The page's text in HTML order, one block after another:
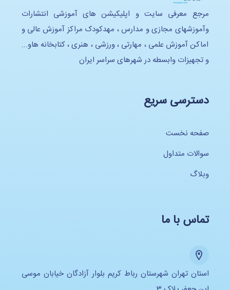
مرجع معرفی سایت و اپلیکیشن های آموزشی انتشارات
وآموزشهای مجازی و مدارس ، مهدکودک مراکز آموزش عالی و
اماکن آموزش علمی ، مهارتی ، ورزشی ، هنری ، کتابخانه هاو...
و تجهیزات وابسطه در شهرهای سراسر ایران
دسترسی سریع
صفحه نخست
سوالات متداول
وبلاگ
تماس با ما
استان تهران شهرستان رباط کریم بلوار آزادگان خیابان موسی